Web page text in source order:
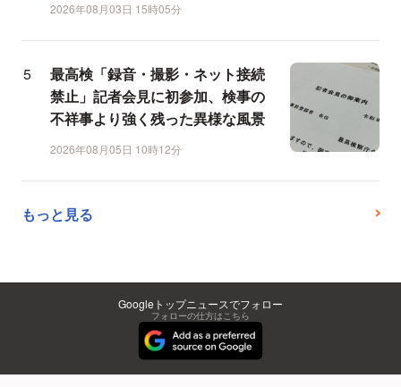
2026年08月03日 15時05分
最高検「録音・撮影・ネット接続
禁止」記者会見に初参加、検事の
不祥事より強く残った異様な風景
2026年08月05日 10時12分
もっと見る
Googleトップニュースでフォロー
フォローの仕方はこちら